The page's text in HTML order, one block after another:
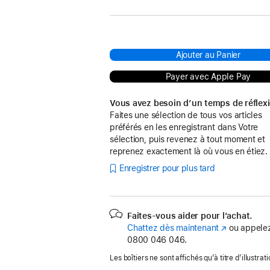
Ajouter au Panier
Payer avec Apple Pay
Vous avez besoin d’un temps de
Faites une sélection de tous vos articles
préférés en les enregistrant dans Votre
sélection, puis revenez à tout moment et
reprenez exactement là où vous en étiez.
Enregistrer pour plus tard
Faites-vous aider pour l’achat.
Chattez dès maintenant (s’ouvre
nouvelle
ou
0800 046 046.
Les boîtiers ne sont affichés qu’à titre